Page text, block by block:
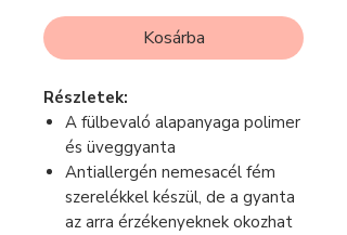
Kosárba
Részletek:
A fülbevaló alapanyaga polimer
és üveggyanta
Antiallergén nemesacél fém
szerelékkel készül, de a gyanta
az arra érzékenyeknek okozhat